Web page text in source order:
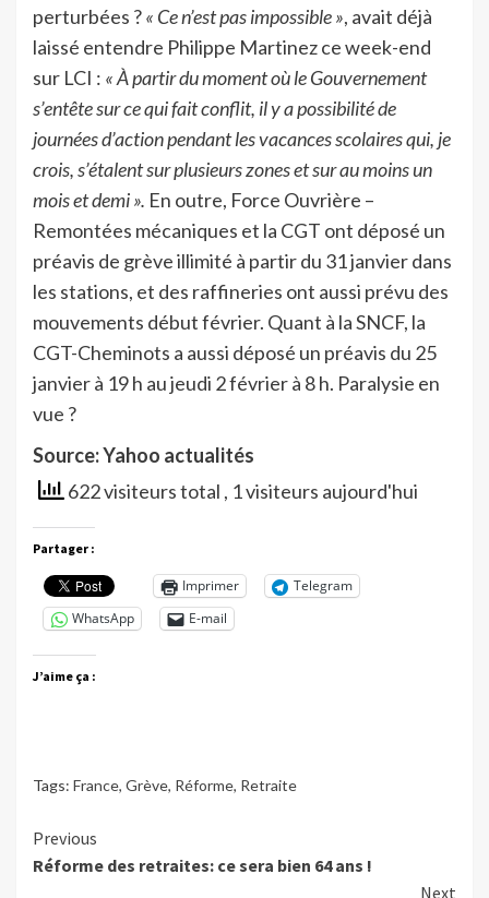
perturbées ?« Ce n’est pas impossible », avait déjà
laissé entendre Philippe Martinez ce week-end
sur LCI : « À partir du moment où le Gouvernement
s’entête sur ce qui fait conflit, il y a possibilité de
journées d’action pendant les vacances scolaires qui, je
crois, s’étalent sur plusieurs zones et sur au moins un
mois et demi ». En outre, Force Ouvrière –
Remontées mécaniques et la CGT ont déposé un
préavis de grève illimité à partir du 31 janvier dans
les stations, et des raffineries ont aussi prévu des
mouvements début février. Quant à la SNCF, la
CGT-Cheminots a aussi déposé un préavis du 25
janvier à 19 h au jeudi 2 février à 8 h. Paralysie en
vue ?
Source: Yahoo actualités
622 visiteurs total , 1 visiteurs aujourd'hui
Partager :
Imprimer
Telegram
WhatsApp
E-mail
J’aime ça :
Tags: France, Grève, Réforme, Retraite
Continue
Reading
Previous
Réforme des retraites: ce sera bien 64 ans !
Next